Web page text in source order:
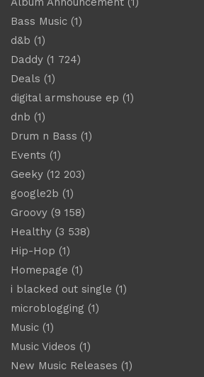
Bass Music (1)
d&b (1)
Daddy (1 724)
Deals (1)
digital armshouse ep (1)
dnb (1)
Drum n Bass (1)
Events (1)
Geeky (12 203)
google2b (1)
Groovy (9 158)
Healthy (3 538)
Hip-Hop (1)
Homepage (1)
i blacked out single (1)
microblogging (1)
Music (1)
Music Videos (1)
New Music Releases (1)